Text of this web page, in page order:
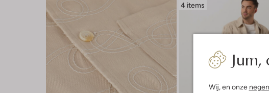
Jum,
Wij, en onze
4 items